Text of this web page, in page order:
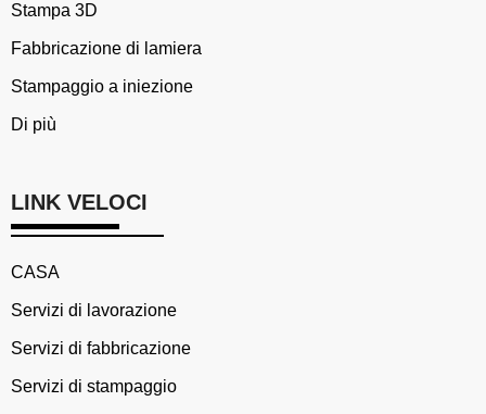
Stampa 3D
Fabbricazione di lamiera
Stampaggio a iniezione
Di più
LINK VELOCI
CASA
Servizi di lavorazione
Servizi di fabbricazione
Servizi di stampaggio